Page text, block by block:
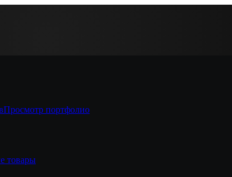
Просмотр портфолио
товары